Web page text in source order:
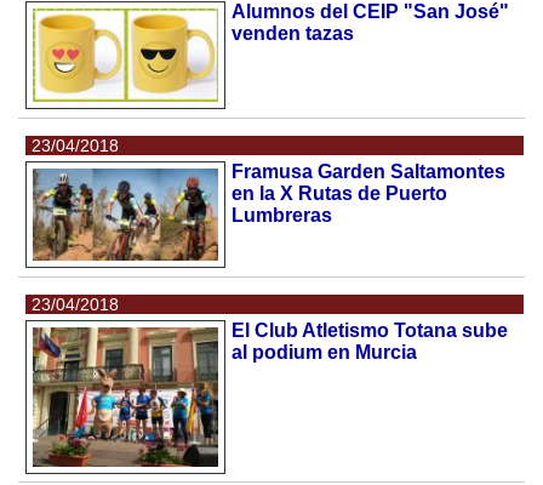
Alumnos del CEIP "San José"
venden tazas
23/04/2018
Framusa Garden Saltamontes
en la X Rutas de Puerto
Lumbreras
23/04/2018
El Club Atletismo Totana sube
al podium en Murcia